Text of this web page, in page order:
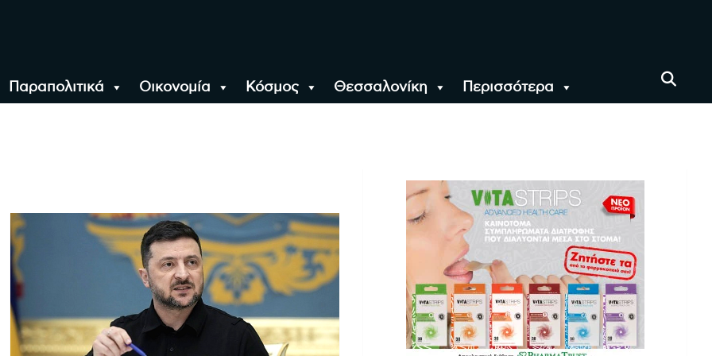
Παραπολιτικά Οικονομία Κόσμος Θεσσαλονίκη Περισσότερα